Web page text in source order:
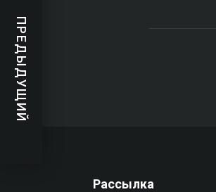
ПРЕДЫДУЩИЙ
Рассылка